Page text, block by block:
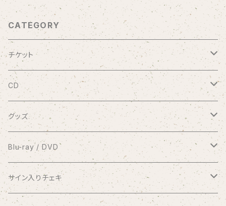
CATEGORY
チケット
9/20 10周年記念コンサート渋谷プレジャープレジャー
有料配信ライブ
1coin配信 クラブ美緒
過去の録画ライブ視聴チケット
CD
シングル
おやすみなさい
花束をあなたに
Piano Letter
ミニアルバム
アナスタシア
明日が聴こえる
フルアルバム
グッズ
ブロマイド
10周年メモリアルフォトブック
Blu-ray / DVD
2017.7.2 渋谷プレジャープレジャー
サイン入りチェキ